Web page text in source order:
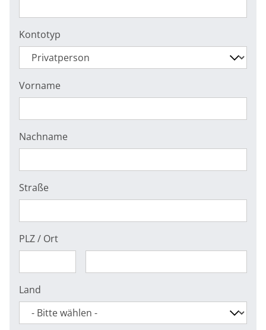
Kontotyp
Vorname
Nachname
Straße
PLZ / Ort
Land